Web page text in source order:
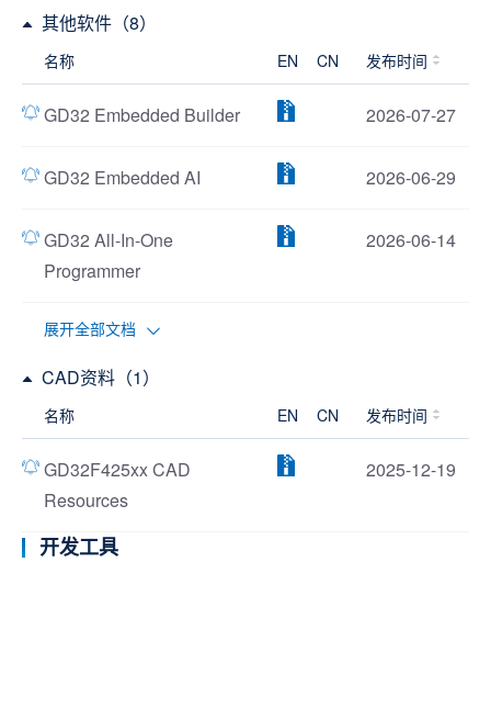
其他软件（8）
名称 EN CN 发布时间
GD32 Embedded Builder 2026-07-27
GD32 Embedded AI 2026-06-29
GD32 All-In-One
Programmer
2026-06-14
展开全部文档
CAD资料（1）
名称 EN CN 发布时间
GD32F425xx CAD
Resources
2025-12-19
开发工具